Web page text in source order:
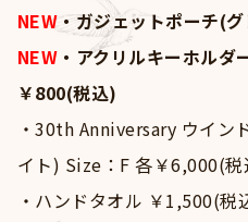
NEW ・ガジェットポーチ(
NEW ・アクリルキーホル
￥800(税込)
・30th Anniversary ウイン
イト) Size：F 各￥6,000(税
・ハンドタオル ￥1,500(税